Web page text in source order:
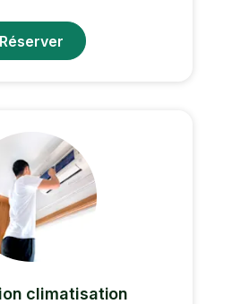
Réserver
climatisation